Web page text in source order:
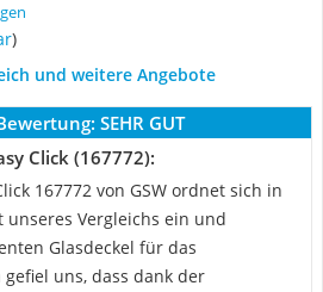
)
und weitere Angebote
SEHR GUT
Click (167772):
167772 von GSW ordnet sich in
unseres Vergleichs ein und
Glasdeckel für das
uns, dass dank der